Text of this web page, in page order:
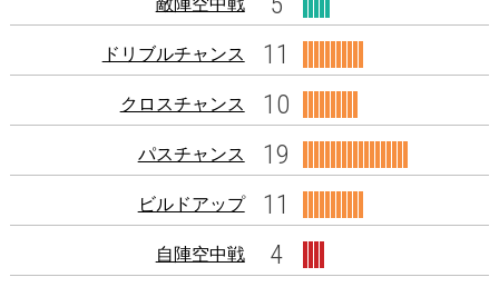
ドリブルチャンス 11
クロスチャンス 10
パスチャンス 19
ビルドアップ 11
自陣空中戦 4